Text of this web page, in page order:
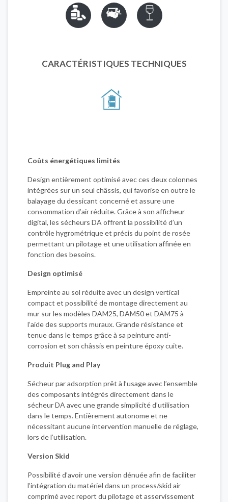
CARACTÉRISTIQUES TECHNIQUES
Coûts énergétiques limités
Design entièrement optimisé avec ces deux colonnes
intégrées sur un seul châssis, qui favorise en outre le
balayage du dessicant concerné et assure une
consommation d’air réduite. Grâce à son afficheur
digital, les sécheurs DA offrent la possibilité d’un
contrôle hygrométrique et précis du point de rosée
permettant un pilotage et une utilisation affinée en
fonction des besoins.
Design optimisé
Empreinte au sol réduite avec un design vertical
compact et possibilité de montage directement au
mur sur les modèles DAM25, DAM50 et DAM75 à
l’aide des supports muraux. Grande résistance et
tenue dans le temps grâce à sa peinture anti-
corrosion et son châssis en peinture époxy cuite.
Produit Plug and Play
Sécheur par adsorption prêt à l’usage avec l’ensemble
des composants intégrés directement dans le
sécheur DA avec une grande simplicité d’utilisation
dans le temps. Entièrement autonome et ne
nécessitant aucune intervention manuelle de réglage,
lors de l’utilisation.
Version Skid
Possibilité d’avoir une version dénuée afin de faciliter
l’intégration du matériel dans un process/skid air
comprimé avec report du pilotage et asservissement